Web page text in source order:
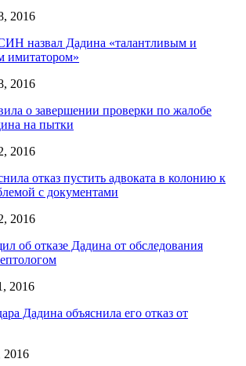
2016
назвал Дадина «талантливым и
имитатором»
2016
о завершении проверки по жалобе
на пытки
2016
отказ пустить адвоката в колонию к
с документами
2016
об отказе Дадина от обследования
2016
Дадина объяснила его отказ от
2016